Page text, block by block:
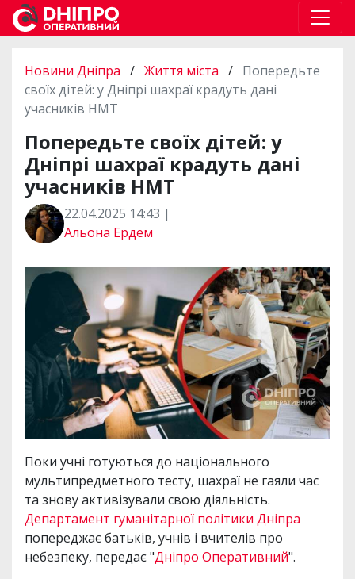
Новини Дніпра / Життя міста / Попередьте
своїх дітей: у Дніпрі шахраї крадуть дані
учасників НМТ
Попередьте своїх дітей: у
Дніпрі шахраї крадуть дані
учасників НМТ
22.04.2025 14:43 |
Альона Ердем
Поки учні готуються до національного
мультипредметного тесту, шахраї не гаяли час
та знову активізували свою діяльність.
Департамент гуманітарної політики Дніпра
попереджає батьків, учнів і вчителів про
небезпеку, передає "Дніпро Оперативний".